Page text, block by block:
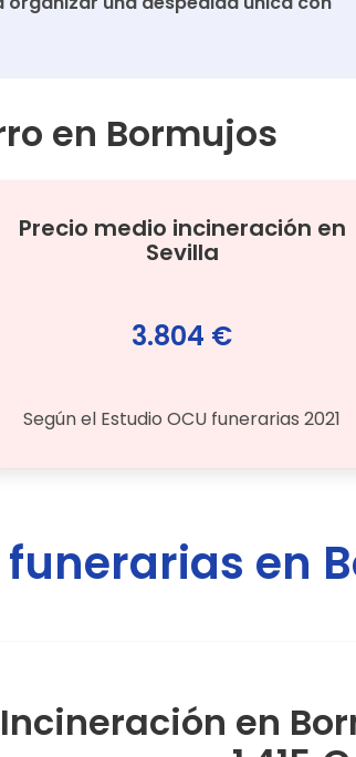
en Bormujos
Precio medio incineración en
Sevilla
3.804 €
Según el Estudio OCU funerarias 2021
en
Incineración en